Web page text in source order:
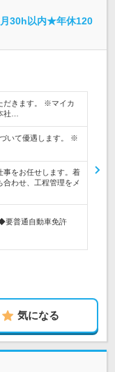
30h以内★年休120
だきます。 ※マイカ
社…
いて優遇します。 ※
事をお任せします。着
わせ、工程管理をメ
要普通自動車免許
気になる